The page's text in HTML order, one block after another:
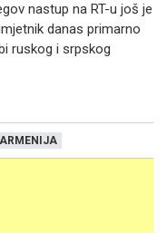
nastup na RT-u još je
danas primarno
ruskog i srpskog
ARMENIJA